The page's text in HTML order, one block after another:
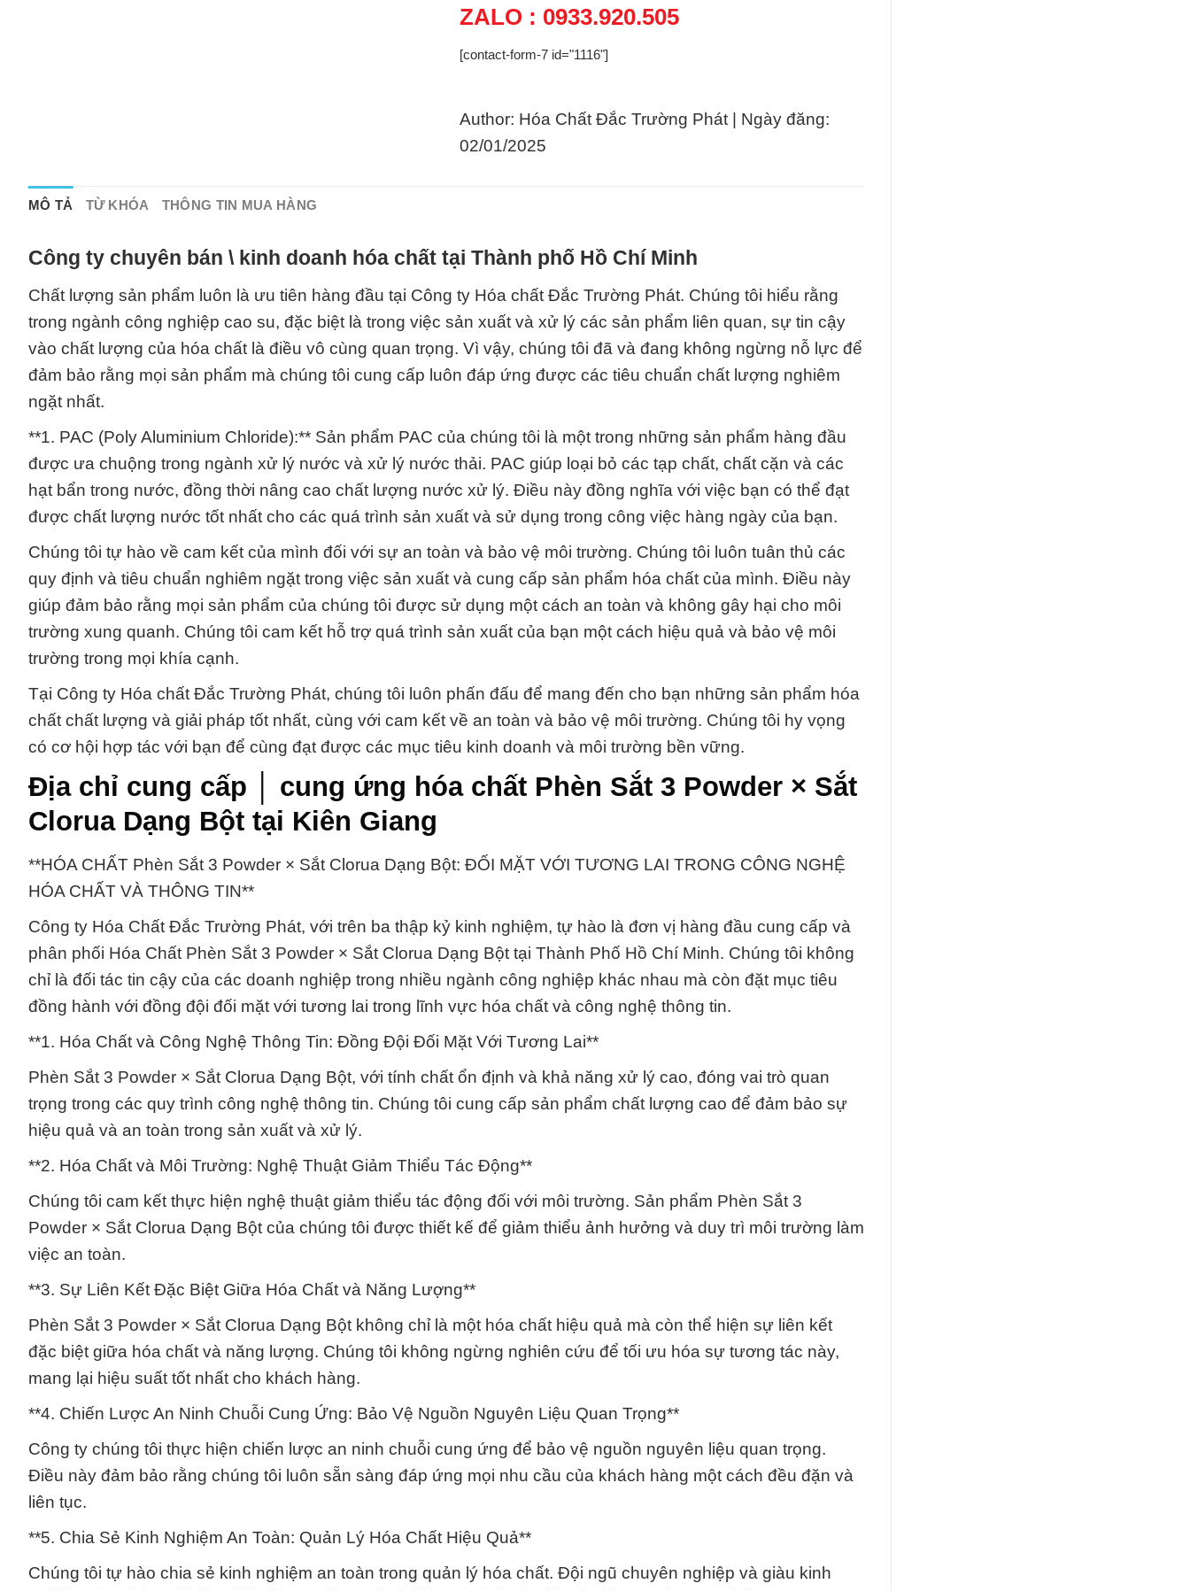
ZALO : 0933.920.505
[contact-form-7 id="1116"]
Author: Hóa Chất Đắc Trường Phát | Ngày đăng:
02/01/2025
MÔ TẢ TỪ KHÓA THÔNG TIN MUA HÀNG
Công ty chuyên bán \ kinh doanh hóa chất tại Thành phố Hồ Chí Minh
Chất lượng sản phẩm luôn là ưu tiên hàng đầu tại Công ty Hóa chất Đắc Trường Phát. Chúng tôi hiểu rằng
trong ngành công nghiệp cao su, đặc biệt là trong việc sản xuất và xử lý các sản phẩm liên quan, sự tin cậy
vào chất lượng của hóa chất là điều vô cùng quan trọng. Vì vậy, chúng tôi đã và đang không ngừng nỗ lực để
đảm bảo rằng mọi sản phẩm mà chúng tôi cung cấp luôn đáp ứng được các tiêu chuẩn chất lượng nghiêm
ngặt nhất.
**1. PAC (Poly Aluminium Chloride):** Sản phẩm PAC của chúng tôi là một trong những sản phẩm hàng đầu
được ưa chuộng trong ngành xử lý nước và xử lý nước thải. PAC giúp loại bỏ các tạp chất, chất cặn và các
hạt bẩn trong nước, đồng thời nâng cao chất lượng nước xử lý. Điều này đồng nghĩa với việc bạn có thể đạt
được chất lượng nước tốt nhất cho các quá trình sản xuất và sử dụng trong công việc hàng ngày của bạn.
Chúng tôi tự hào về cam kết của mình đối với sự an toàn và bảo vệ môi trường. Chúng tôi luôn tuân thủ các
quy định và tiêu chuẩn nghiêm ngặt trong việc sản xuất và cung cấp sản phẩm hóa chất của mình. Điều này
giúp đảm bảo rằng mọi sản phẩm của chúng tôi được sử dụng một cách an toàn và không gây hại cho môi
trường xung quanh. Chúng tôi cam kết hỗ trợ quá trình sản xuất của bạn một cách hiệu quả và bảo vệ môi
trường trong mọi khía cạnh.
Tại Công ty Hóa chất Đắc Trường Phát, chúng tôi luôn phấn đấu để mang đến cho bạn những sản phẩm hóa
chất chất lượng và giải pháp tốt nhất, cùng với cam kết về an toàn và bảo vệ môi trường. Chúng tôi hy vọng
có cơ hội hợp tác với bạn để cùng đạt được các mục tiêu kinh doanh và môi trường bền vững.
Địa chỉ cung cấp │ cung ứng hóa chất Phèn Sắt 3 Powder × Sắt
Clorua Dạng Bột tại Kiên Giang
**HÓA CHẤT Phèn Sắt 3 Powder × Sắt Clorua Dạng Bột: ĐỐI MẶT VỚI TƯƠNG LAI TRONG CÔNG NGHỆ
HÓA CHẤT VÀ THÔNG TIN**
Công ty Hóa Chất Đắc Trường Phát, với trên ba thập kỷ kinh nghiệm, tự hào là đơn vị hàng đầu cung cấp và
phân phối Hóa Chất Phèn Sắt 3 Powder × Sắt Clorua Dạng Bột tại Thành Phố Hồ Chí Minh. Chúng tôi không
chỉ là đối tác tin cậy của các doanh nghiệp trong nhiều ngành công nghiệp khác nhau mà còn đặt mục tiêu
đồng hành với đồng đội đối mặt với tương lai trong lĩnh vực hóa chất và công nghệ thông tin.
**1. Hóa Chất và Công Nghệ Thông Tin: Đồng Đội Đối Mặt Với Tương Lai**
Phèn Sắt 3 Powder × Sắt Clorua Dạng Bột, với tính chất ổn định và khả năng xử lý cao, đóng vai trò quan
trọng trong các quy trình công nghệ thông tin. Chúng tôi cung cấp sản phẩm chất lượng cao để đảm bảo sự
hiệu quả và an toàn trong sản xuất và xử lý.
**2. Hóa Chất và Môi Trường: Nghệ Thuật Giảm Thiểu Tác Động**
Chúng tôi cam kết thực hiện nghệ thuật giảm thiểu tác động đối với môi trường. Sản phẩm Phèn Sắt 3
Powder × Sắt Clorua Dạng Bột của chúng tôi được thiết kế để giảm thiểu ảnh hưởng và duy trì môi trường làm
việc an toàn.
**3. Sự Liên Kết Đặc Biệt Giữa Hóa Chất và Năng Lượng**
Phèn Sắt 3 Powder × Sắt Clorua Dạng Bột không chỉ là một hóa chất hiệu quả mà còn thể hiện sự liên kết
đặc biệt giữa hóa chất và năng lượng. Chúng tôi không ngừng nghiên cứu để tối ưu hóa sự tương tác này,
mang lại hiệu suất tốt nhất cho khách hàng.
**4. Chiến Lược An Ninh Chuỗi Cung Ứng: Bảo Vệ Nguồn Nguyên Liệu Quan Trọng**
Công ty chúng tôi thực hiện chiến lược an ninh chuỗi cung ứng để bảo vệ nguồn nguyên liệu quan trọng.
Điều này đảm bảo rằng chúng tôi luôn sẵn sàng đáp ứng mọi nhu cầu của khách hàng một cách đều đặn và
liên tục.
**5. Chia Sẻ Kinh Nghiệm An Toàn: Quản Lý Hóa Chất Hiệu Quả**
Chúng tôi tự hào chia sẻ kinh nghiệm an toàn trong quản lý hóa chất. Đội ngũ chuyên nghiệp và giàu kinh